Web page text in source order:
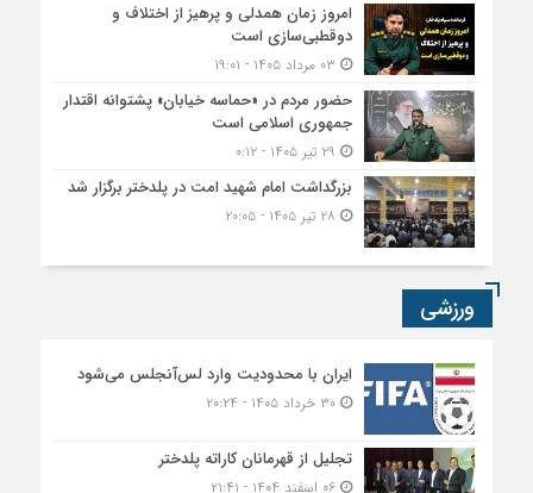
امروز زمان همدلی و پرهیز از اختلاف و
دوقطبی‌سازی است
حضور مردم در «حماسه خیابان» پشتوانه اقتدار
جمهوری اسلامی است
بزرگداشت امام شهید امت در پلدختر برگزار شد
ورزشی
ایران با محدودیت وارد لس‌آنجلس می‌شود
۳۰ خرداد ۱۴۰۵ - ۲۰:۲۴
تجلیل از قهرمانان کاراته پلدختر
۰۶ اسفند ۱۴۰۴ - ۲۱:۴۱